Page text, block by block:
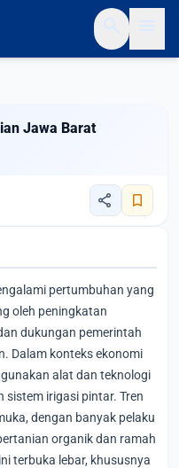
Jawa Barat
share bookmark
pertumbuhan yang
oleh peningkatan
dukungan pemerintah
Dalam konteks ekonomi
alat dan teknologi
sistem irigasi pintar. Tren
dengan banyak pelaku
organik dan ramah
terbuka lebar, khususnya